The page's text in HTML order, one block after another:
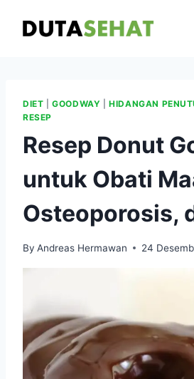
DIET |GOODWAY |HIDANGAN
RESEP
Resep Donut
untuk Obati
Osteoporosis,
By Andreas Hermawan 24